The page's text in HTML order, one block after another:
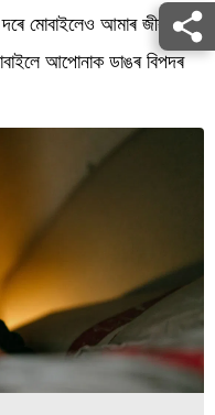
মোবাইলেও আমাৰ জীৱনত
আপোনাক ডাঙৰ বিপদৰ